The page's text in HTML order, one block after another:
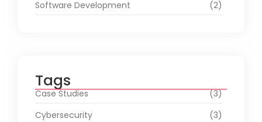
Software Development
(2)
Tags
Case Studies
(3)
Cybersecurity
(3)